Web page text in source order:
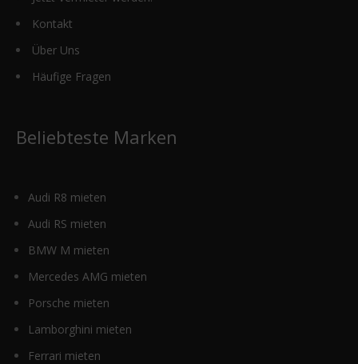
Kontakt
Über Uns
Häufige Fragen
Beliebteste Marken
Audi R8 mieten
Audi RS mieten
BMW M mieten
Mercedes AMG mieten
Porsche mieten
Lamborghini mieten
Ferrari mieten